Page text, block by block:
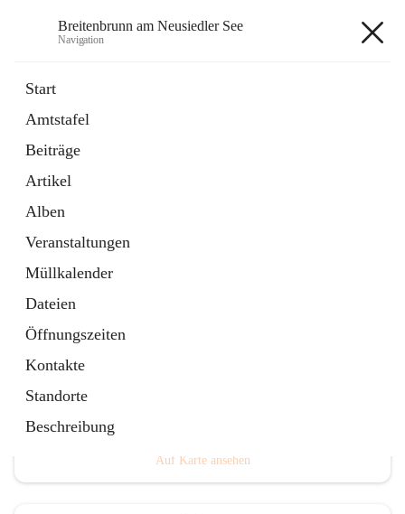
Breitenbrunn am Neusiedler See
Navigation
Start
Amtstafel
Beiträge
Artikel
Alben
Veranstaltungen
Müllkalender
Dateien
Öffnungszeiten
Kontakte
Standorte
Beschreibung
18 Schnellzugriffe
Gemeindeservice
Auf Karte ansehen